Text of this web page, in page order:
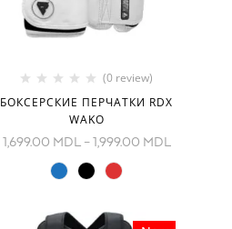
(0 review)
БОКСЕРСКИЕ ПЕРЧАТКИ RDX
WAKO
1,699.00 MDL – 1,999.00 MDL